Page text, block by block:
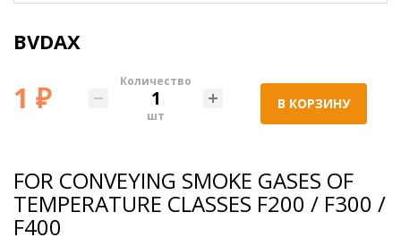
BVDAX
1 ₽ Количество
шт
В КОРЗИНУ
FOR CONVEYING SMOKE GASES OF
TEMPERATURE CLASSES F200 / F300 /
F400